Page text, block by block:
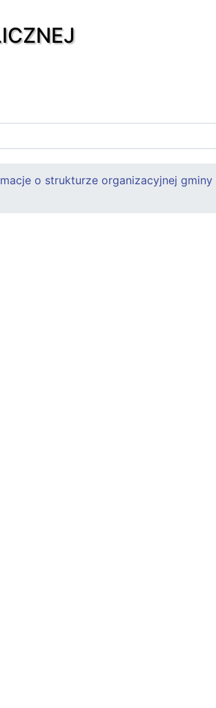
o strukturze organizacyjnej gminy